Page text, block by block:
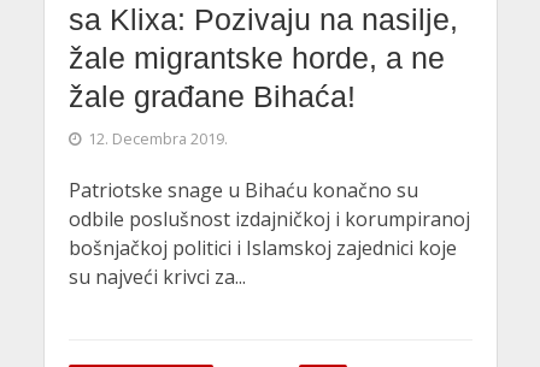
sa Klixa: Pozivaju na nasilje,
žale migrantske horde, a ne
žale građane Bihaća!
12. Decembra 2019.
Patriotske snage u Bihaću konačno su
odbile poslušnost izdajničkoj i korumpiranoj
bošnjačkoj politici i Islamskoj zajednici koje
su najveći krivci za...